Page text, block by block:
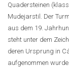
Quadersteinen
Mudejarstil. Der
aus dem 19.
steht unter dem
deren Ursprung in
aufgenommen wurde.